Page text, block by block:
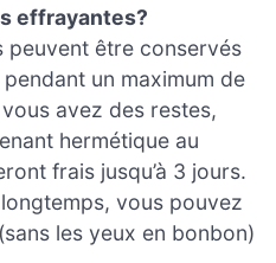
effrayantes?
peuvent être conservés
un maximum de
avez des restes,
hermétique au
frais jusqu’à 3 jours.
vous pouvez
les yeux en bonbon)